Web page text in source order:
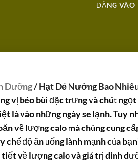
ĐĂNG VÀO
Dưỡng/ Hạt Dẻ Nướng Bao
vị béo bùi đặc trưng và chút
là vào những ngày se lạnh. Tuy
về lượng calo mà chúng cung
chế độ ăn uống lành mạnh của
về lượng calo và giá trị dinh